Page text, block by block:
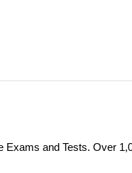
and Tests. Over